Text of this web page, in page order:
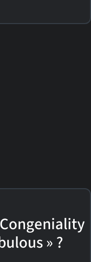
» ?